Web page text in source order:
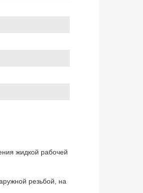
жидкой рабочей
резьбой, на